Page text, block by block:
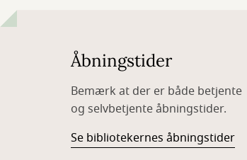
Åbningstider
Bemærk at der er både betjente
og selvbetjente åbningstider.
Se bibliotekernes åbningstider